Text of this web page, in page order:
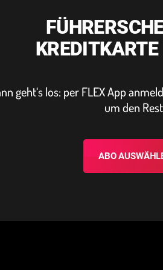
geht‘s los: per FLEX App
um den
ABO